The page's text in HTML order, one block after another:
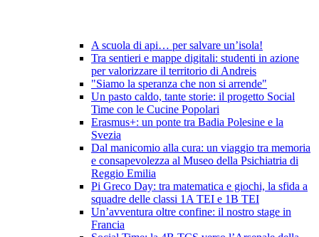
A scuola di api… per salvare un’isola!
Tra sentieri e mappe digitali: studenti in azione
per valorizzare il territorio di Andreis
"Siamo la speranza che non si arrende"
Un pasto caldo, tante storie: il progetto Social
Time con le Cucine Popolari
Erasmus+: un ponte tra Badia Polesine e la
Svezia
Dal manicomio alla cura: un viaggio tra memoria
e consapevolezza al Museo della Psichiatria di
Reggio Emilia
Pi Greco Day: tra matematica e giochi, la sfida a
squadre delle classi 1A TEI e 1B TEI
Un’avventura oltre confine: il nostro stage in
Francia